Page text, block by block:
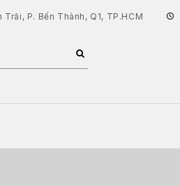
Trãi, P. Bến Thành, Q1, TP.HCM